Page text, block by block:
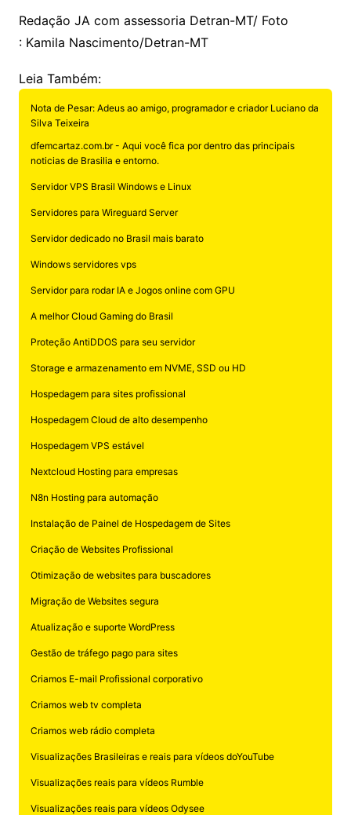
Redação JA com assessoria Detran-MT/ Foto
: Kamila Nascimento/Detran-MT
Leia Também:
Nota de Pesar: Adeus ao amigo, programador e criador Luciano da
Silva Teixeira
dfemcartaz.com.br - Aqui você fica por dentro das principais
noticias de Brasilia e entorno.
Servidor VPS Brasil Windows e Linux
Servidores para Wireguard Server
Servidor dedicado no Brasil mais barato
Windows servidores vps
Servidor para rodar IA e Jogos online com GPU
A melhor Cloud Gaming do Brasil
Proteção AntiDDOS para seu servidor
Storage e armazenamento em NVME, SSD ou HD
Hospedagem para sites profissional
Hospedagem Cloud de alto desempenho
Hospedagem VPS estável
Nextcloud Hosting para empresas
N8n Hosting para automação
Instalação de Painel de Hospedagem de Sites
Criação de Websites Profissional
Otimização de websites para buscadores
Migração de Websites segura
Atualização e suporte WordPress
Gestão de tráfego pago para sites
Criamos E-mail Profissional corporativo
Criamos web tv completa
Criamos web rádio completa
Visualizações Brasileiras e reais para vídeos doYouTube
Visualizações reais para vídeos Rumble
Visualizações reais para vídeos Odysee